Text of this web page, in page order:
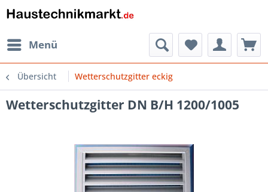
Menü
Übersicht Wetterschutzgitter eckig
Wetterschutzgitter DN B/H 1200/1005